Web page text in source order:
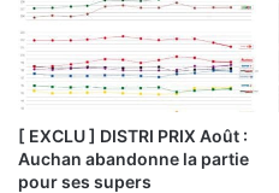
[ EXCLU ] DISTRI PRIX Août :
Auchan abandonne la partie
pour ses supers